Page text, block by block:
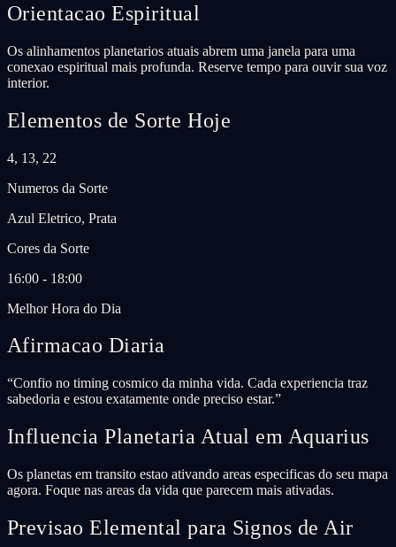
Orientacao Espiritual
Os alinhamentos planetarios atuais abrem uma janela para uma
conexao espiritual mais profunda. Reserve tempo para ouvir sua voz
interior.
Elementos de Sorte Hoje
4, 13, 22
Numeros da Sorte
Azul Eletrico, Prata
Cores da Sorte
16:00 - 18:00
Melhor Hora do Dia
Afirmacao Diaria
“Confio no timing cosmico da minha vida. Cada experiencia traz
sabedoria e estou exatamente onde preciso estar.”
Influencia Planetaria Atual em Aquarius
Os planetas em transito estao ativando areas especificas do seu mapa
agora. Foque nas areas da vida que parecem mais ativadas.
Previsao Elemental para Signos de Air